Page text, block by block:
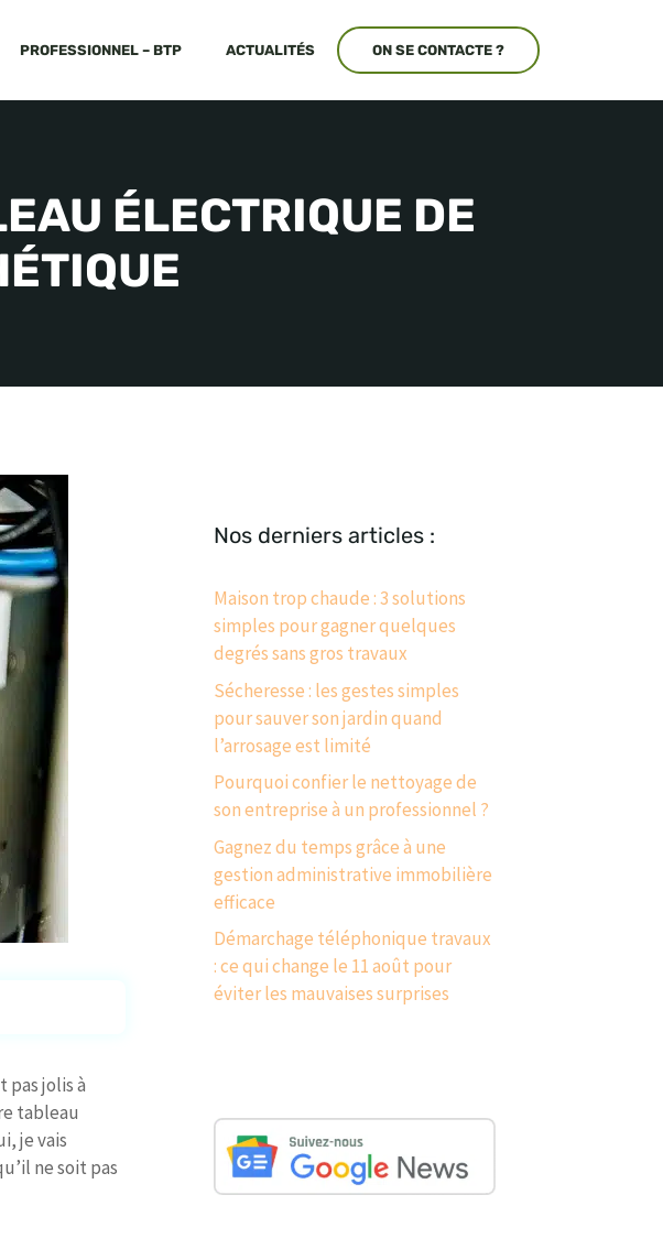
PROFESSIONNEL – BTP ACTUALITÉS ON SE CONTACTE ?
ÉLECTRIQUE DE
jolis à
tableau
je vais
ne soit pas
Nos derniers articles :
Maison trop chaude : 3 solutions
simples pour gagner quelques
degrés sans gros travaux
Sécheresse : les gestes simples
pour sauver son jardin quand
l’arrosage est limité
Pourquoi confier le nettoyage de
son entreprise à un professionnel ?
Gagnez du temps grâce à une
gestion administrative immobilière
efficace
Démarchage téléphonique travaux
: ce qui change le 11 août pour
éviter les mauvaises surprises